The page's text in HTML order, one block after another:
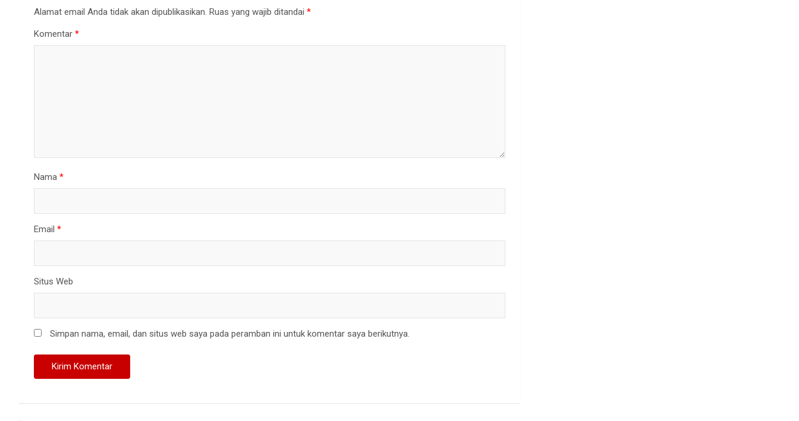
Alamat email Anda tidak akan dipublikasikan. Ruas yang wajib ditandai *
Komentar *
Nama *
Email *
Situs Web
Simpan nama, email, dan situs web saya pada peramban ini untuk komentar saya berikutnya.